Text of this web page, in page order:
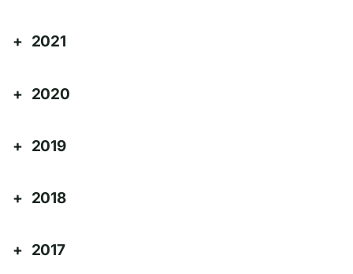
2021
2020
2019
2018
2017